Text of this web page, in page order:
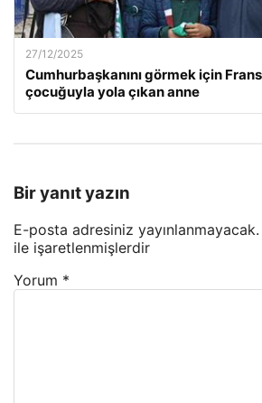
27/12/2025
Cumhurbaşkanını görmek için
çocuğuyla yola çıkan anne
Bir yanıt yazın
E-posta adresiniz yayınlanmayacak.
ile işaretlenmişlerdir
Yorum *